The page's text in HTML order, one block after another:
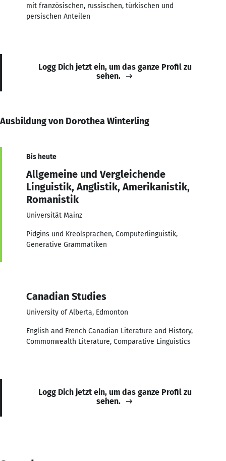
mit französischen, russischen, türkischen und
persischen Anteilen
Logg Dich jetzt ein, um das ganze Profil zu
sehen.
Ausbildung von Dorothea Winterling
Bis heute
Allgemeine und Vergleichende
Linguistik, Anglistik, Amerikanistik,
Romanistik
Universität Mainz
Pidgins und Kreolsprachen, Computerlinguistik,
Generative Grammatiken
Canadian Studies
University of Alberta, Edmonton
English and French Canadian Literature and History,
Commonwealth Literature, Comparative Linguistics
Logg Dich jetzt ein, um das ganze Profil zu
sehen.